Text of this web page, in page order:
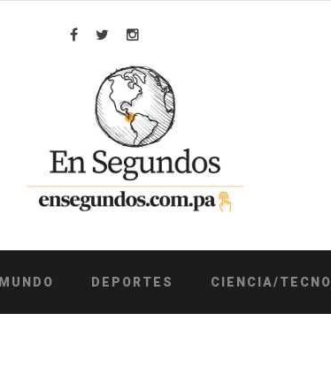
Facebook
TwitterInstagram
MUNDO DEPORTES CIENCIA/TECNO